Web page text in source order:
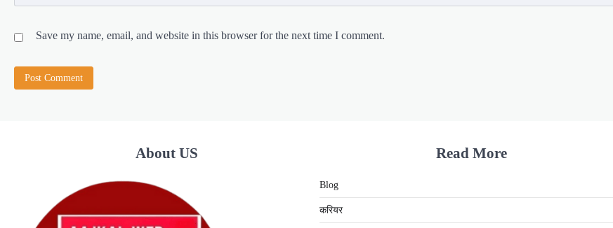
Save my name, email, and website in this browser for the next time I comment.
About US Read More
Blog
करियर